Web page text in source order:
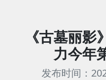
《古墓丽
力今年
发布时间：